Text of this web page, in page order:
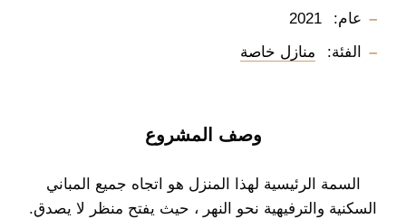
عام:
الفئة:
منازل خاصة
وصف المشروع
السمة الرئيسية لهذا المنزل هو اتجاه جميع المباني
السكنية والترفيهية نحو النهر ، حيث يفتح منظر لا يصدق.